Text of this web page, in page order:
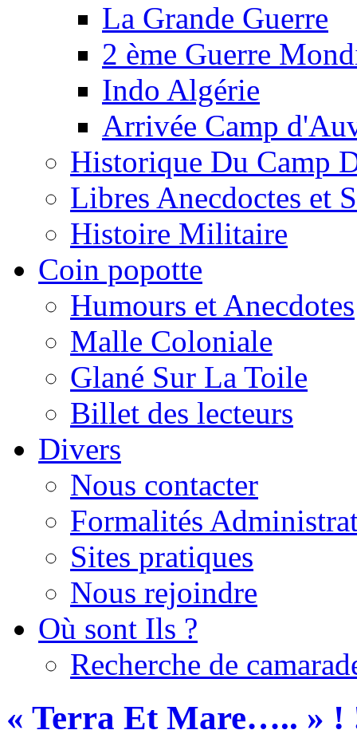
La Grande Guerre
2 ème Guerre
Indo Algérie
Arrivée Camp
Historique Du Camp
Libres Anecdoctes et
Histoire Militaire
Coin popotte
Humours et Anecdotes
Malle Coloniale
Glané Sur La Toile
Billet des lecteurs
Divers
Nous contacter
Formalités
Sites pratiques
Nous rejoindre
Où sont Ils ?
Recherche de
« Terra Et Mare….. » !